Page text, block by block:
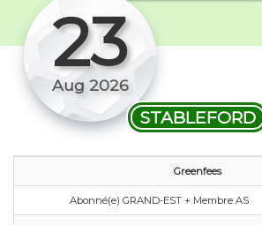
23
Aug 2026
STABLEFORD
Greenfees
Abonné(e) GRAND-EST + Membre AS